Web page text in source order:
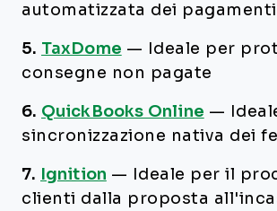
automatizzata dei pagamenti
5. TaxDome —
Ideale per
consegne non pagate
6. QuickBooks Online —
sincronizzazione nativa dei
7. Ignition —
Ideale per il
clienti dalla proposta